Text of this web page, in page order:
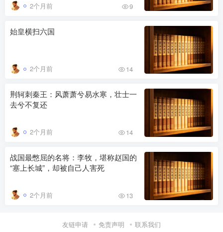
2个月前 9
始皇横扫六国
2个月前 14
荆轲刺秦王：风萧萧兮易水寒，壮士一
去兮不复还
2个月前 14
战国最憋屈的名将：李牧，堪称赵国的
“塞上长城”，却被自己人害死
2个月前 13
友链申请 免责声明 联系我们